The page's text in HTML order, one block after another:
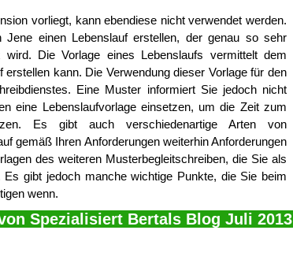
vorliegt, kann ebendiese nicht verwendet werden.
Jene einen Lebenslauf erstellen, der genau so sehr
Die Vorlage eines Lebenslaufs vermittelt dem
kann. Die Verwendung dieser Vorlage für den
Eine Muster informiert Sie jedoch nicht
eine Lebenslaufvorlage einsetzen, um die Zeit zum
Es gibt auch verschiedenartige Arten von
gemäß Ihren Anforderungen weiterhin Anforderungen
des weiteren Musterbegleitschreiben, die Sie als
gibt jedoch manche wichtige Punkte, die Sie beim
wenn.
Spezialisiert Bertals Blog Juli 2013